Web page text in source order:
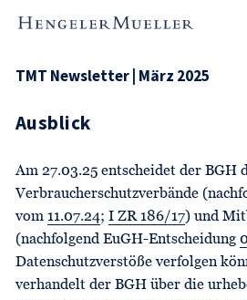
TMT Newsletter | März 2025
Ausblick
Am 27.03.25 entscheidet der BGH
Verbraucherschutzverbände
vom 11.07.24; I ZR 186/17) und
(nachfolgend EuGH-Entscheidung
Datenschutzverstöße verfolgen
verhandelt der BGH über die